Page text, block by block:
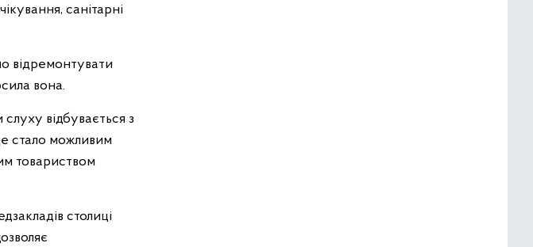
санітарні
відремонтувати
вона.
відбувається з
стало можливим
товариством
столиці